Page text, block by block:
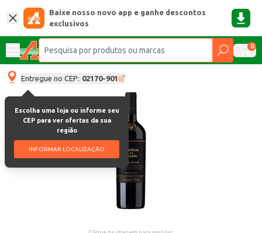
Baixe nosso novo app e ganhe descontos
exclusivos
0
Entregue no CEP: 02170-901
Escolha uma loja ou informe seu
CEP para ver ofertas da sua
região
INFORMAR LOCALIZAÇÃO